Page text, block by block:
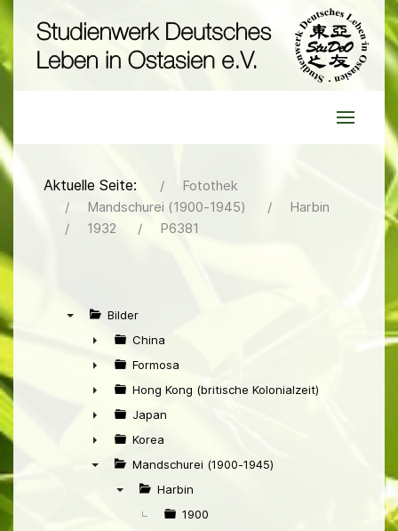
Aktuelle Seite:
Fotothek
Mandschurei (1900-1945)
Harbin
1932
P6381
Bilder
►
China
►
Formosa
►
Hong Kong (britische Kolonialzeit)
►
Japan
►
Korea
Mandschurei (1900-1945)
Harbin
1900